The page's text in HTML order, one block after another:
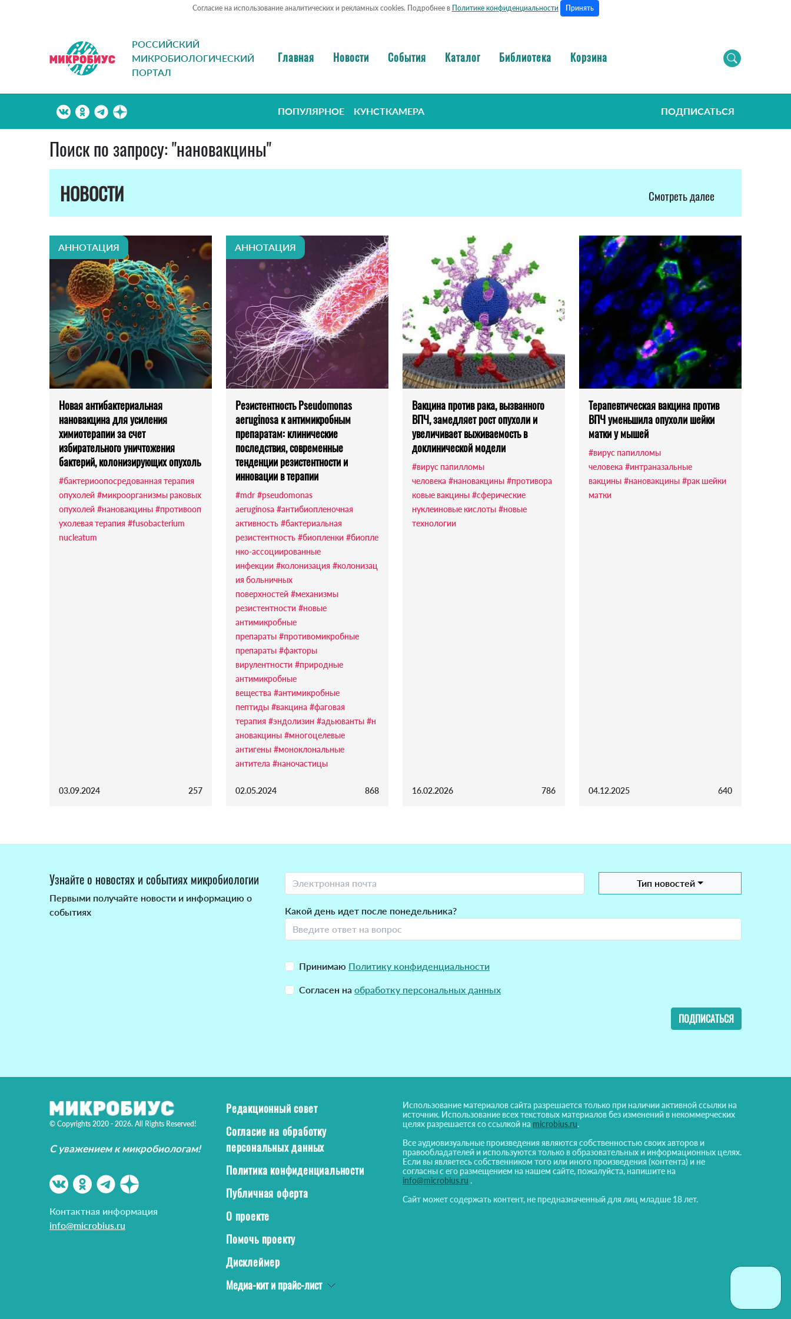
Согласие на использование аналитических и рекламных cookies. Подробнее в Политике конфиденциальности Принять
РОССИЙСКИЙ
МИКРОБИОЛОГИЧЕСКИЙ
ПОРТАЛ
Главная Новости События Каталог Библиотека Корзина
ПОПУЛЯРНОЕ КУНСТКАМЕРА ПОДПИСАТЬСЯ
Поиск по запросу: "нановакцины"
НОВОСТИ
Смотреть далее
АННОТАЦИЯ
Новая антибактериальная
нановакцина для усиления
химиотерапии за счет
избирательного уничтожения
бактерий, колонизирующих опухоль
#бактериоопосредованная терапия
опухолей #микроорганизмы раковых
опухолей #нановакцины #противооп
ухолевая терапия #fusobacterium
nucleatum
03.09.2024 257
АННОТАЦИЯ
Резистентность Pseudomonas
aeruginosa к антимикробным
препаратам: клинические
последствия, современные
тенденции резистентности и
инновации в терапии
#mdr #pseudomonas
aeruginosa #антибиопленочная
активность #бактериальная
резистентность #биопленки #биопле
нко-ассоциированные
инфекции #колонизация #колонизац
ия больничных
поверхностей #механизмы
резистентности #новые
антимикробные
препараты #противомикробные
препараты #факторы
вирулентности #природные
антимикробные
вещества #антимикробные
пептиды #вакцина #фаговая
терапия #эндолизин #адьюванты #н
ановакцины #многоцелевые
антигены #моноклональные
антитела #наночастицы
02.05.2024 868
Вакцина против рака, вызванного
ВПЧ, замедляет рост опухоли и
увеличивает выживаемость в
доклинической модели
#вирус папилломы
человека #нановакцины #противора
ковые вакцины #сферические
нуклеиновые кислоты #новые
технологии
16.02.2026 786
Терапевтическая вакцина против
ВПЧ уменьшила опухоли шейки
матки у мышей
#вирус папилломы
человека #интраназальные
вакцины #нановакцины #рак шейки
матки
04.12.2025 640
Узнайте о новостях и событиях микробиологии
Первыми получайте новости и информацию о
событиях
Тип новостей
Какой день идет после понедельника?
Принимаю Политику конфиденциальности
Согласен на обработку персональных данных
ПОДПИСАТЬСЯ
© Copyrights 2020 - 2026. All Rights Reserved!
С уважением к микробиологам!
Контактная информация
info@microbius.ru
Редакционный совет
Согласие на обработку
персональных данных
Политика конфиденциальности
Публичная оферта
О проекте
Помочь проекту
Дисклеймер
Медиа-кит и прайс-лист
Использование материалов сайта разрешается только при наличии активной ссылки на
источник. Использование всех текстовых материалов без изменений в некоммерческих
целях разрешается со ссылкой на microbius.ru.
Все аудиовизуальные произведения являются собственностью своих авторов и
правообладателей и используются только в образовательных и информационных целях.
Если вы являетесь собственником того или иного произведения (контента) и не
согласны с его размещением на нашем сайте, пожалуйста, напишите на
info@microbius.ru .
Сайт может содержать контент, не предназначенный для лиц младше 18 лет.